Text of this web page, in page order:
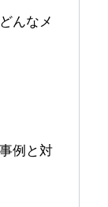
んなメ
例と対